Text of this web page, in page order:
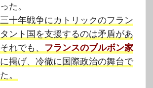
た。
十年戦争にカトリックのフラン
ント国を支援するのは矛盾があ
れでも、 フランスのブルボン家
掲げ、冷徹に国際政治の舞台で
。